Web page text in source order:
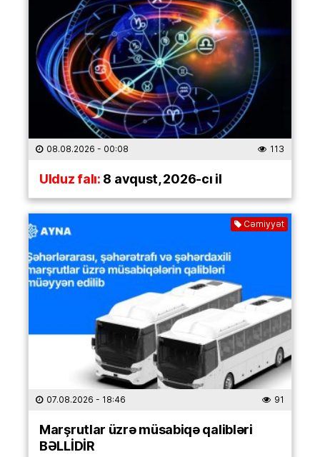
08.08.2026 - 00:08 113
Ulduz falı:8 avqust, 2026-cı il
Cəmiyyət
07.08.2026 - 18:46 91
Marşrutlar üzrə müsabiqə qalibləri
BƏLLİDİR